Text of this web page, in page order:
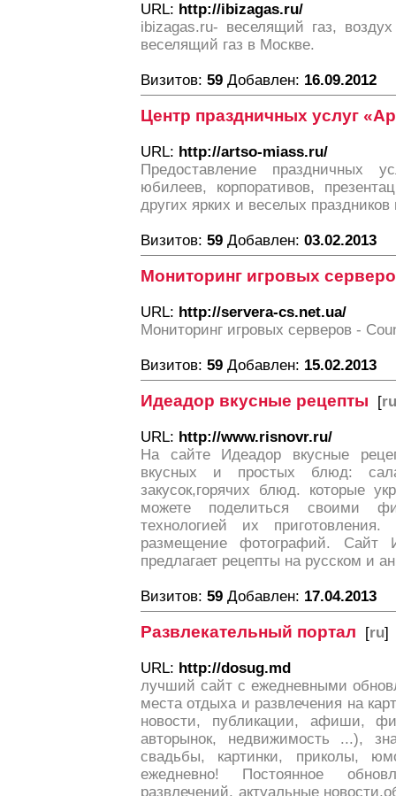
URL: http://ibizagas.ru/
ibizagas.ru- веселящий газ,
веселящий газ в Москве.
Визитов: 59 Добавлен: 16.09.2012
Центр праздничных услуг
URL: http://artso-miass.ru/
Предоставление праздничных
юбилеев, корпоративов,
других ярких и веселых
Визитов: 59 Добавлен: 03.02.2013
Мониторинг игровых
URL: http://servera-cs.net.ua/
Мониторинг игровых серверов -
Визитов: 59 Добавлен: 15.02.2013
Идеадор вкусные рецепты [
URL: http://www.risnovr.ru/
На сайте Идеадор вкусные
вкусных и простых блюд:
закусок,горячих блюд. которые
можете поделиться своими
технологией их
размещение фотографий. Сайт
предлагает рецепты на русском и
Визитов: 59 Добавлен: 17.04.2013
Развлекательный портал [ru]
URL: http://dosug.md
лучший сайт с ежедневными
места отдыха и развлечения на
новости, публикации, афиши,
авторынок, недвижимость ...),
свадьбы, картинки, приколы,
ежедневно! Постоянное
развлечений, актуальные